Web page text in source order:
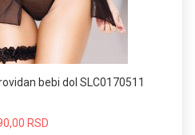
bebi dol SLC0170511
RSD